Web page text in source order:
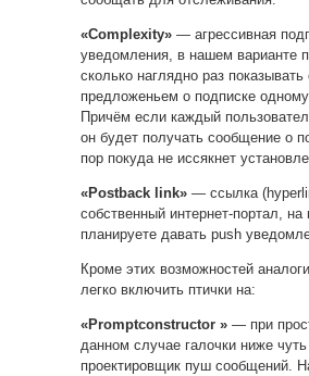
«Complexity» — агрессивная
уведомления, в нашем варианте
сколько наглядно раз показывать
предложеньем о подписке
Причём если каждый
он будет получать сообщение о
пор покуда не иссякнет
«Postback link» — ссылка
собственный интернет-портал, на
планируете давать push
Кроме этих возможностей
легко включить птички на:
«Promptconstructor » — при
данном случае галочки ниже
проектировщик пуш сообщений.